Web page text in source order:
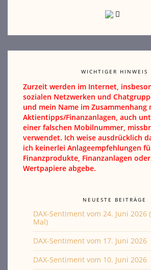
WICHTIGER HINWEIS
Zurzeit werden im Internet,
sozialen Netzwerken und
und mein Name im Zusammenhang
Aktientipps/Finanzanlagen, auch
einer falschen Mobilnummer,
verwendet. Ich weise ausdrücklich
ich keinerlei Anlageempfehlungen
Finanzprodukte, Finanzanlagen
Wertpapiere abgebe.
NEUESTE BEITRÄGE
DAX-Sentiment vom 24. Juni 2026
Mal)
DAX-Sentiment vom 17. Juni 2026
DAX-Sentiment vom 10. Juni 2026